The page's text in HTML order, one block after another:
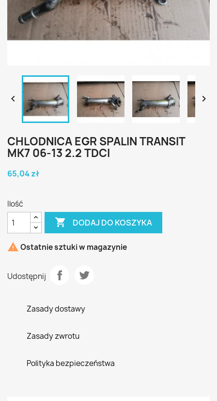
 
CHLODNICA EGR SPALIN TRANSIT
MK7 06-13 2.2 TDCI
65,04 zł
Ilość
 DODAJ DO KOSZYKA
 Ostatnie sztuki w magazynie
Udostępnij
Zasady dostawy
Zasady zwrotu
Polityka bezpieczeństwa